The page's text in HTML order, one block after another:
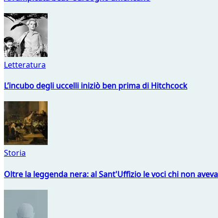
Letteratura
L’incubo degli uccelli iniziò ben prima di Hitchcock
Storia
Oltre la leggenda nera: al Sant'Uffizio le voci chi non